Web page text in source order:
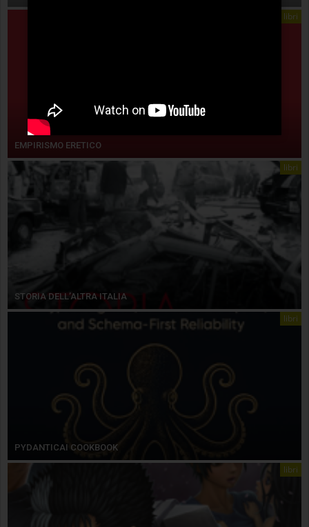
libri
EMPIRISMO ERETICO
libri
STORIA DELL’ALTRA ITALIA
libri
PYDANTICAI COOKBOOK
libri